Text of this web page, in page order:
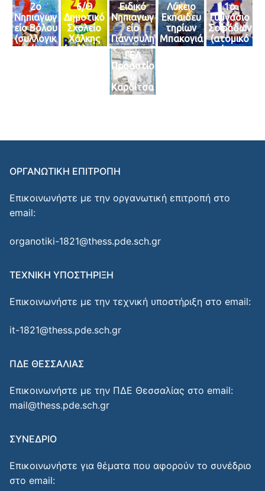
2ο
Νηπιαγωγ
είο Βόλου
(συλλογικ
ό έργο
6/Θ
Δημοτικό
Σχολείο
Χάλκης
(συλλογικ
Ειδικό
Νηπιαγωγ
είο
Γιάννουλη
ς
(συλλογικ
ό έργο)
Λύκειο
Εκπαιδευ
τηρίων
Μπακογιά
ννη
1ο
Γυμνάσιο
Σοφάδων
(ατομικό
έργο
ΓΕΛ
Προαστίο
Καρδίτσα
ς
της Α’
ΟΡΓΑΝΩΤΙΚΗ ΕΠΙΤΡΟΠΗ
Επικοινωνήστε με την οργανωτική επιτροπή στο
email:
organotiki-1821@thess.pde.sch.gr
ΤΕΧΝΙΚΗ ΥΠΟΣΤΗΡΙΞΗ
Επικοινωνήστε με την τεχνική υποστήριξη στο email:
it-1821@thess.pde.sch.gr
ΠΔΕ ΘΕΣΣΑΛΙΑΣ
Επικοινωνήστε με την ΠΔΕ Θεσσαλίας στο email:
mail@thess.pde.sch.gr
ΣΥΝΕΔΡΙΟ
Επικοινωνήστε για θέματα που αφορούν το συνέδριο
στο email: